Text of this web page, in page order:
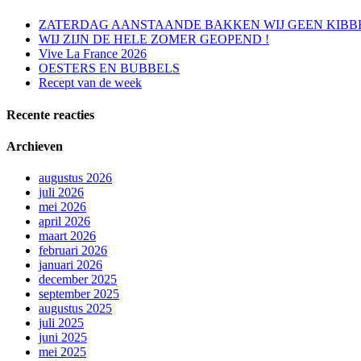
ZATERDAG AANSTAANDE BAKKEN WIJ GEEN
WIJ ZIJN DE HELE ZOMER GEOPEND !
Vive La France 2026
OESTERS EN BUBBELS
Recept van de week
Recente reacties
Archieven
augustus 2026
juli 2026
mei 2026
april 2026
maart 2026
februari 2026
januari 2026
december 2025
september 2025
augustus 2025
juli 2025
juni 2025
mei 2025